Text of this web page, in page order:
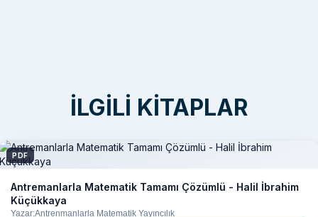
İLGILI KITAPLAR
PDF
Antremanlarla Matematik Tamamı Çözümlü - Halil İbrahim
Küçükkaya
Yazar:Antrenmanlarla Matematik Yayıncılık